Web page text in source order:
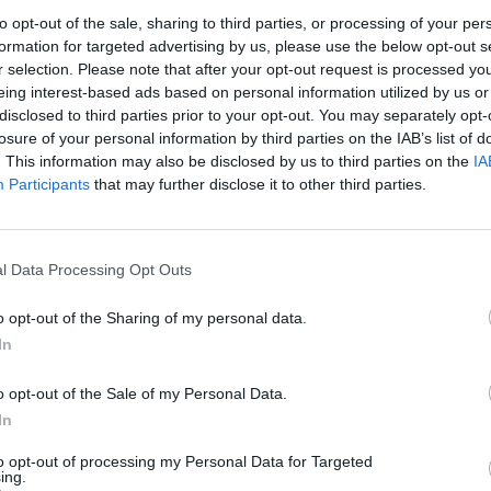
opt-out of the sale, sharing to third parties, or processing of your
for targeted advertising by us, please use the below opt-out
selection. Please note that after your opt-out request is processed
interest-based ads based on personal information utilized by us
to third parties prior to your opt-out. You may separately
of your personal information by third parties on the IAB’s list of
This information may also be disclosed by us to third parties on the
Participants that may further disclose it to other third parties.
Data Processing Opt Outs
opt-out of the Sharing of my personal data.
opt-out of the Sale of my Personal Data.
opt-out of processing my Personal Data for Targeted
športa v Mestni občini Velenje se lahko
Sloveniji, zavodi za šport, zavodi s področja
določene z Letnim programom športa, pravne
RS, samostojni podjetniki posamezniki, ki so
ki so ustanovljene za splošno koristen namen na
športni delavci.
v letu 2021 na področju športa sofinancirajo:
mladine prostočasno (celoletni prostočasni športni
vzgoja otrok in mladine s posebnimi potrebami
in mladine usmerjenih v kakovostni in